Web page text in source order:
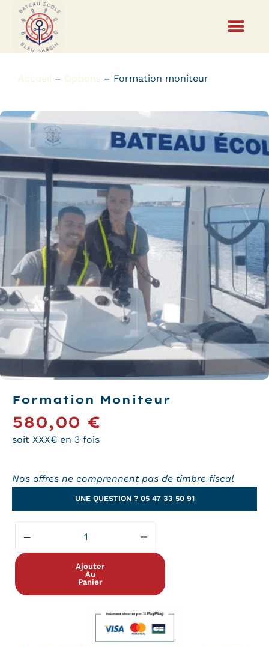
Accueil – Options – Formation moniteur
Formation Moniteur
580,00 €
soit XXX€ en 3 fois
Nos offres ne comprennent pas de timbre fiscal
UNE QUESTION ? 05 47 33 50 91
Ajouter
Au
Panier